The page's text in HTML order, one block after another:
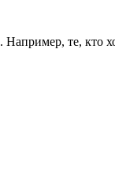
Например, те, кто